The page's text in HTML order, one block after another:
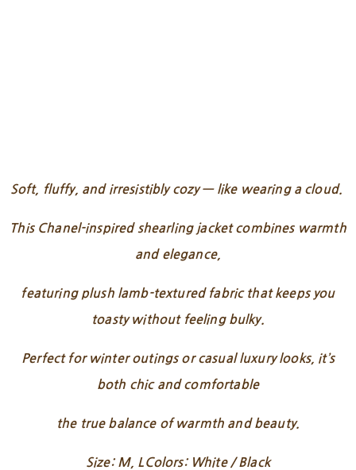
Soft, fluffy, and irresistibly cozy — like wearing a cloud.
This Chanel-inspired shearling jacket combines warmth
and elegance,
featuring plush lamb-textured fabric that keeps you
toasty without feeling bulky.
Perfect for winter outings or casual luxury looks, it’s
both chic and comfortable
the true balance of warmth and beauty.
Size: M, LColors: White / Black